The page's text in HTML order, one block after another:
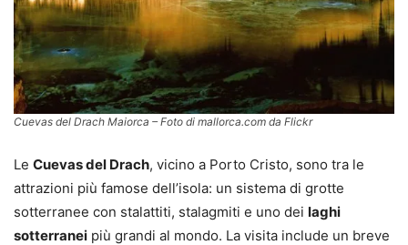
Cuevas del Drach Maiorca – Foto di mallorca.com da Flickr
Le Cuevas del Drach, vicino a Porto Cristo, sono tra le
attrazioni più famose dell’isola: un sistema di grotte
sotterranee con stalattiti, stalagmiti e uno dei laghi
sotterranei più grandi al mondo. La visita include un breve